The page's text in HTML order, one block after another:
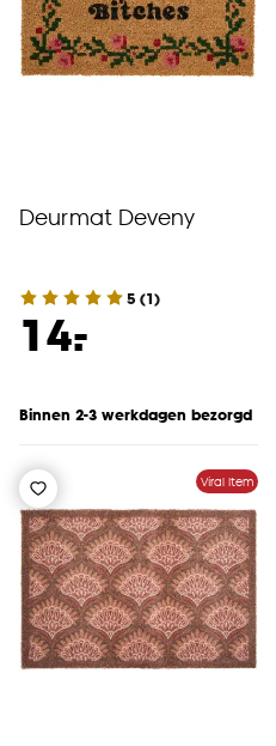
Deurmat Deveny
5 (1)
14.
-
Binnen 2-3 werkdagen bezorgd
Viral Item